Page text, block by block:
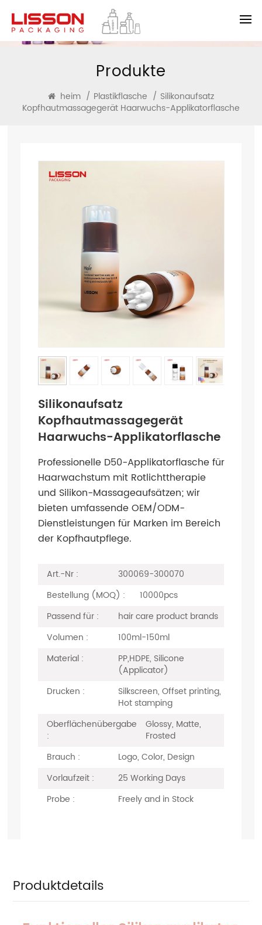
Produkte
heim / Plastikflasche / Silikonaufsatz
Kopfhautmassagegerät Haarwuchs-Applikatorflasche
Silikonaufsatz
Kopfhautmassagegerät
Haarwuchs-Applikatorflasche
Professionelle D50-Applikatorflasche für
Haarwachstum mit Rotlichttherapie
und Silikon-Massageaufsätzen; wir
bieten umfassende OEM/ODM-
Dienstleistungen für Marken im Bereich
der Kopfhautpflege.
Art.-Nr :
300069-300070
Bestellung (MOQ) :
10000pcs
Passend für :
hair care product brands
Volumen :
100ml-150ml
Material :
PP,HDPE, Silicone
(Applicator)
Drucken :
Silkscreen, Offset printing,
Hot stamping
Oberflächenübergabe
:
Glossy, Matte,
Frosted
Brauch :
Logo, Color, Design
Vorlaufzeit :
25 Working Days
Probe :
Freely and in Stock
Produktdetails